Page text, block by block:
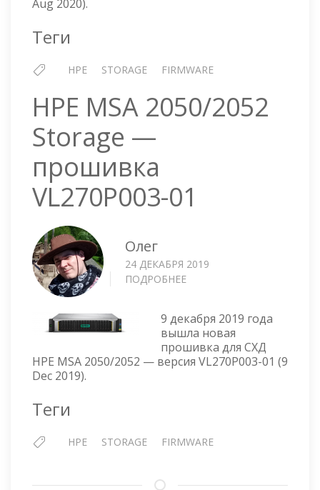
Aug 2020).
Теги
HPE STORAGE FIRMWARE
HPE MSA 2050/2052
Storage —
прошивка
VL270P003-01
Олег
24 ДЕКАБРЯ 2019
ПОДРОБНЕЕ
2050/2052
STORAGE
—
ПРОШИВКА
9 декабря 2019 года
вышла новая
прошивка для СХД
HPE MSA 2050/2052 — версия VL270P003-01 (9
Dec 2019).
Теги
HPE STORAGE FIRMWARE